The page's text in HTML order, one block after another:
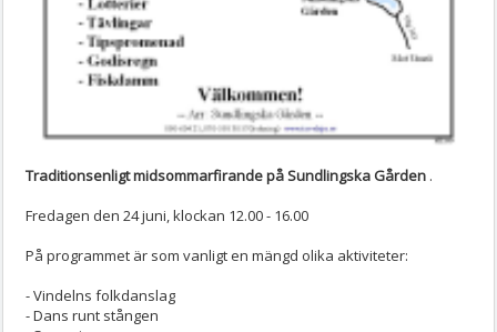
Traditionsenligt midsommarfirande på Sundlingska Gården .
Fredagen den 24 juni, klockan 12.00 - 16.00
På programmet är som vanligt en mängd olika aktiviteter:
- Vindelns folkdanslag
- Dans runt stången